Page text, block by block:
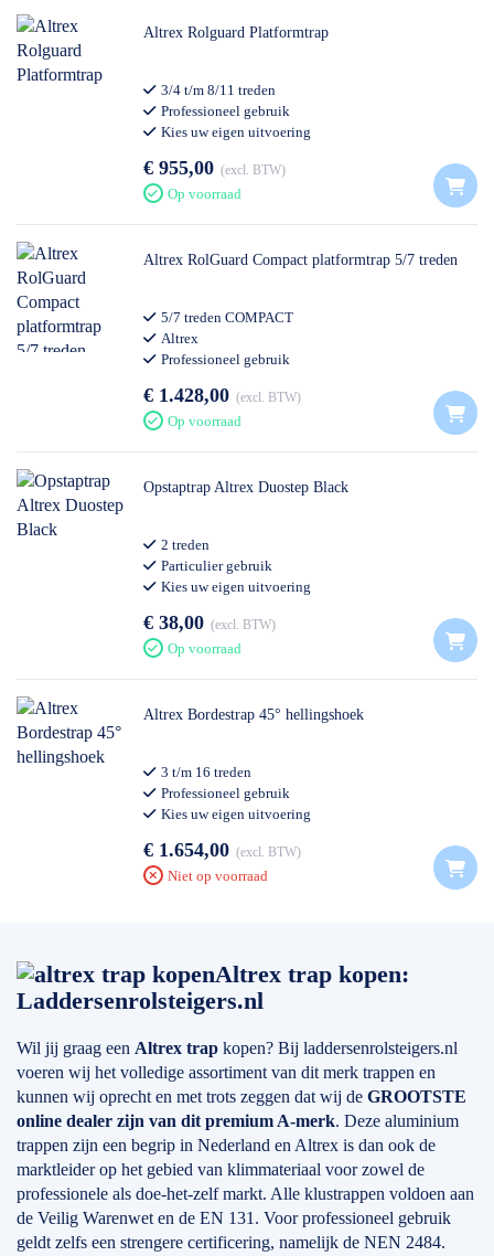
Altrex Rolguard Platformtrap
3/4 t/m 8/11 treden
Professioneel gebruik
Kies uw eigen uitvoering
€ 955,00 excl. BTW
Op voorraad
Altrex RolGuard Compact platformtrap 5/7 treden
5/7 treden COMPACT
Altrex
Professioneel gebruik
€ 1.428,00 excl. BTW
Op voorraad
Opstaptrap Altrex Duostep Black
2 treden
Particulier gebruik
Kies uw eigen uitvoering
€ 38,00 excl. BTW
Op voorraad
Altrex Bordestrap 45° hellingshoek
3 t/m 16 treden
Professioneel gebruik
Kies uw eigen uitvoering
€ 1.654,00 excl. BTW
Niet op voorraad
Altrex trap kopen:
Laddersenrolsteigers.nl
Wil jij graag een Altrex trap kopen? Bij laddersenrolsteigers.nl
voeren wij het volledige assortiment van dit merk trappen en
kunnen wij oprecht en met trots zeggen dat wij de GROOTSTE
online dealer zijn van dit premium A-merk. Deze aluminium
trappen zijn een begrip in Nederland en Altrex is dan ook de
marktleider op het gebied van klimmateriaal voor zowel de
professionele als doe-het-zelf markt. Alle klustrappen voldoen aan
de Veilig Warenwet en de EN 131. Voor professioneel gebruik
geldt zelfs een strengere certificering, namelijk de NEN 2484.